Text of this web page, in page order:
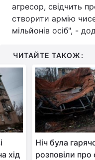
агресор, свідчить
створити армію
мільйонів осіб", -
ЧИТАЙТЕ ТАКОЖ:
хід
Ніч була
розповіли про